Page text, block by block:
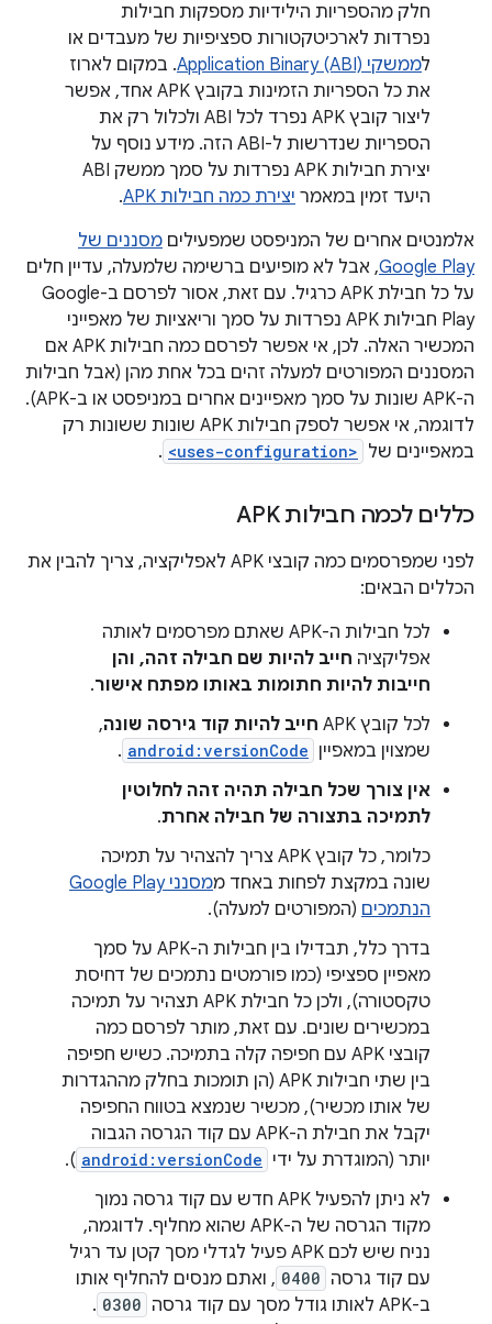
חלק מהספריות הילידיות מספקות חבילות
נפרדות לארכיטקטורות ספציפיות של מעבדים או
לממשקי Application Binary (ABI)
. במקום לארוז
את כל הספריות הזמינות בקובץ APK אחד, אפשר
ליצור קובץ APK נפרד לכל ABI ולכלול רק את
הספריות שנדרשות ל-ABI הזה. מידע נוסף על
יצירת חבילות APK נפרדות על סמך ממשק ABI
היעד זמין במאמר יצירת כמה חבילות APK
.
אלמנטים אחרים של המניפסט שמפעילים מסננים של
Google Play, אבל לא מופיעים ברשימה שלמעלה, עדיין חלים
על כל חבילת APK כרגיל. עם זאת, אסור לפרסם ב-Google
Play חבילות APK נפרדות על סמך וריאציות של מאפייני
המכשיר האלה. לכן, אי אפשר לפרסם כמה חבילות APK אם
המסננים המפורטים למעלה זהים בכל אחת מהן (אבל חבילות
ה-APK שונות על סמך מאפיינים אחרים במניפסט או ב-APK).
לדוגמה, אי אפשר לספק חבילות APK שונות ששונות רק
במאפיינים של <uses-configuration>
.
כללים לכמה חבילות APK
לפני שמפרסמים כמה קובצי APK לאפליקציה, צריך להבין את
הכללים הבאים:
לכל חבילות ה-APK שאתם מפרסמים לאותה
אפליקציה חייב להיות שם חבילה זהה, והן
חייבות להיות חתומות באותו מפתח אישור.
לכל קובץ APK
חייב להיות קוד גירסה שונה,
שמצוין במאפיין android:versionCode
.
אין צורך שכל חבילה תהיה זהה לחלוטין
לתמיכה בתצורה של חבילה אחרת.
כלומר, כל קובץ APK צריך להצהיר על תמיכה
שונה במקצת לפחות באחד מ
מסנני Google Play
הנתמכים (המפורטים למעלה).
בדרך כלל, תבדילו בין חבילות ה-APK על סמך
מאפיין ספציפי (כמו פורמטים נתמכים של דחיסת
טקסטורה), ולכן כל חבילת APK תצהיר על תמיכה
במכשירים שונים. עם זאת, מותר לפרסם כמה
קובצי APK עם חפיפה קלה בתמיכה. כשיש חפיפה
בין שתי חבילות APK (הן תומכות בחלק מההגדרות
של אותו מכשיר), מכשיר שנמצא בטווח החפיפה
יקבל את חבילת ה-APK עם קוד הגרסה הגבוה
יותר (המוגדרת על ידי android:versionCode
).
לא ניתן להפעיל APK חדש עם קוד גרסה נמוך
מקוד הגרסה של ה-APK שהוא מחליף. לדוגמה,
נניח שיש לכם APK פעיל לגדלי מסך קטן עד רגיל
עם קוד גרסה 0400 , ואתם מנסים להחליף אותו
ב-APK לאותו גודל מסך עם קוד גרסה
0300
.